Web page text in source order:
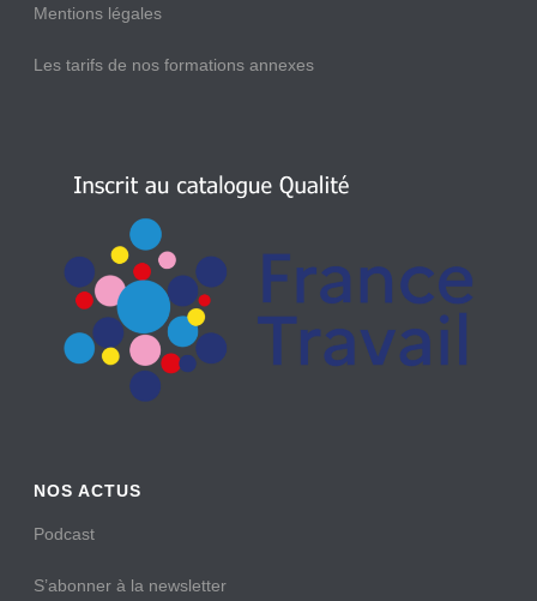
Mentions légales
Les tarifs de nos formations annexes
NOS ACTUS
Podcast
S’abonner à la newsletter